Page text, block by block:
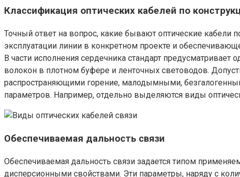
Классификация оптических кабелей по
Точный ответ на вопрос, какие бывают оптические кабели
эксплуатации линии в конкретном проекте и
В части исполнения сердечника стандарт
волокон в плотном буфере и ленточных световодов.
распространяющими горение, малодымными,
параметров. Например, отдельно выделяются виды
Обеспечиваемая дальность связи
Обеспечиваемая дальность связи задается типом
дисперсионными свойствами. Эти параметры, наряду с